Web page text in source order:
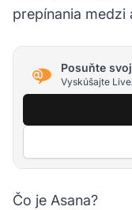
prepínania medzi
Posuňte
Vyskúšajte
Čo je Asana?